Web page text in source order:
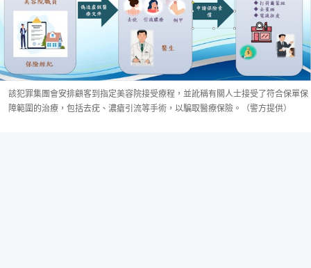
該犯罪集團會安排顧客到指定美容院接受療程，並訛稱有關人士接受了符合保單保
障範圍的治療，包括去疣、濃瘡引流等手術，以騙取醫療保險。（警方提供）